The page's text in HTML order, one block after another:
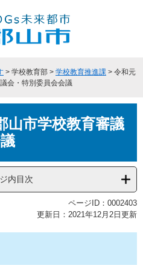
> 学校教育部 > 学校教育推進課 > 令和元
会・特別委員会会議
山市学校教育審議
内目次
ページID：0002403
更新日：2021年12月2日更新